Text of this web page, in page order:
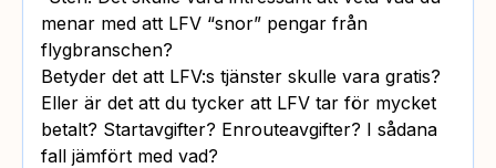
menar med att LFV “snor” pengar från
flygbranschen?
Betyder det att LFV:s tjänster skulle vara gratis?
Eller är det att du tycker att LFV tar för mycket
betalt? Startavgifter? Enrouteavgifter? I sådana
fall jämfört med vad?